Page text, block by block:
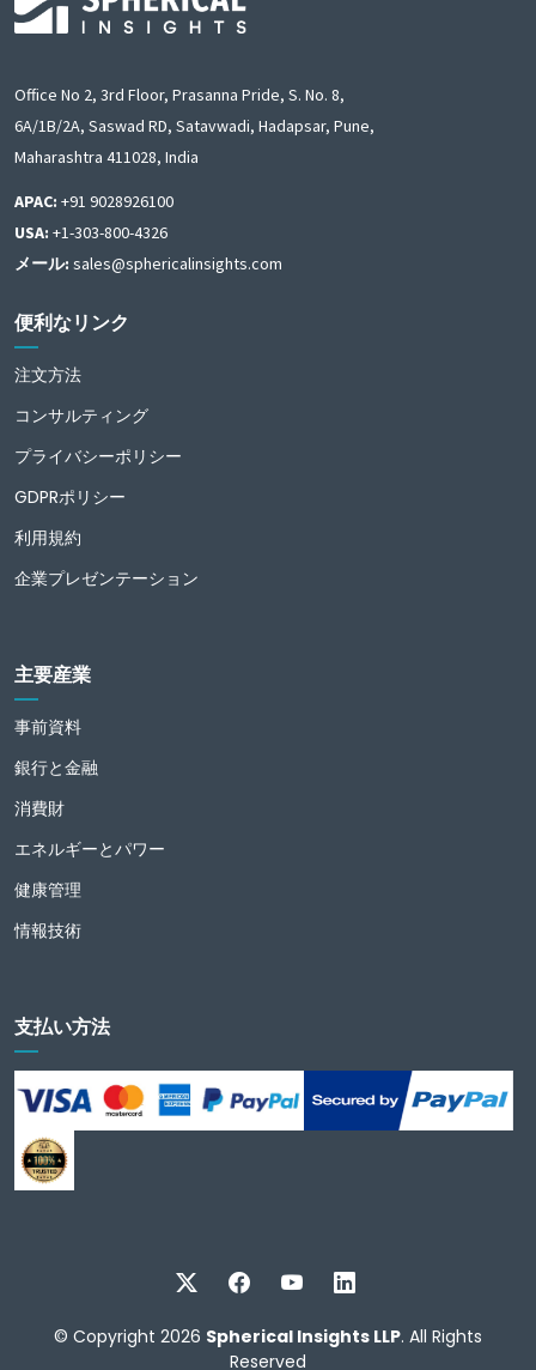
Office No 2, 3rd Floor, Prasanna Pride, S. No. 8,
6A/1B/2A, Saswad RD, Satavwadi, Hadapsar, Pune,
Maharashtra 411028, India
APAC: +91 9028926100
USA: +1-303-800-4326
メール: sales@sphericalinsights.com
便利なリンク
注文方法
コンサルティング
プライバシーポリシー
GDPRポリシー
利用規約
企業プレゼンテーション
主要産業
事前資料
銀行と金融
消費財
エネルギーとパワー
健康管理
情報技術
支払い方法
© Copyright 2026 Spherical Insights LLP. All Rights
Reserved